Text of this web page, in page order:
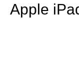
Apple